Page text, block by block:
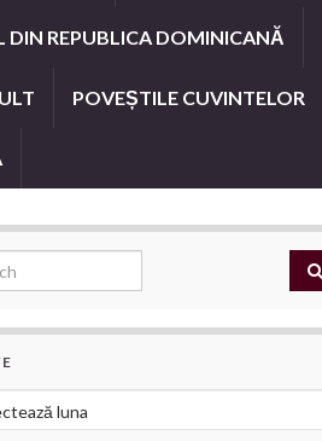
DIN REPUBLICA DOMINICANĂ
POVEȘTILE CUVINTELOR
for: